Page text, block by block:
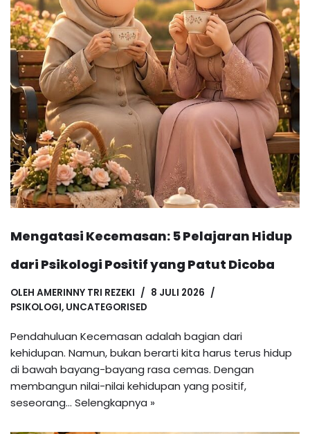
Mengatasi Kecemasan: 5 Pelajaran Hidup
dari Psikologi Positif yang Patut Dicoba
OLEH AMERINNY TRI REZEKI
8 JULI 2026
PSIKOLOGI, UNCATEGORISED
Pendahuluan Kecemasan adalah bagian dari
kehidupan. Namun, bukan berarti kita harus terus hidup
di bawah bayang-bayang rasa cemas. Dengan
membangun nilai-nilai kehidupan yang positif,
seseorang… Selengkapnya »